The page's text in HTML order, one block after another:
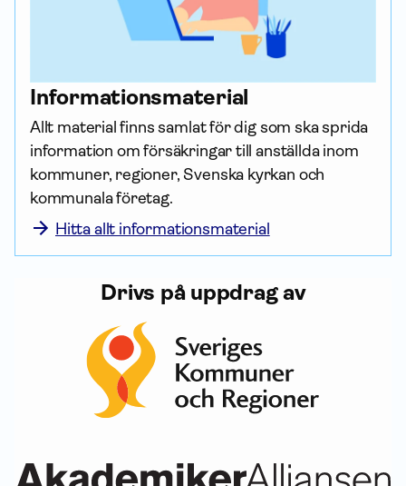
Informations­material
Allt material finns samlat för dig som ska sprida
infor­mation om försäk­ringar till anställda inom
kommuner, regioner, Svenska kyrkan och
kommunala företag.
Hitta allt informationsmaterial
Drivs på uppdrag av